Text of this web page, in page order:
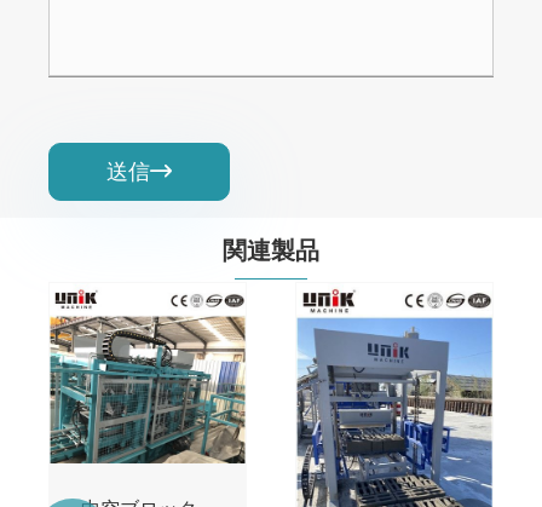
送信
関連製品